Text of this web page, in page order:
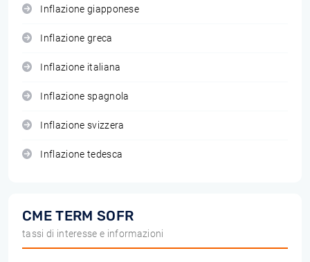
Inflazione giapponese
Inflazione greca
Inflazione italiana
Inflazione spagnola
Inflazione svizzera
Inflazione tedesca
CME TERM SOFR
tassi di interesse e informazioni